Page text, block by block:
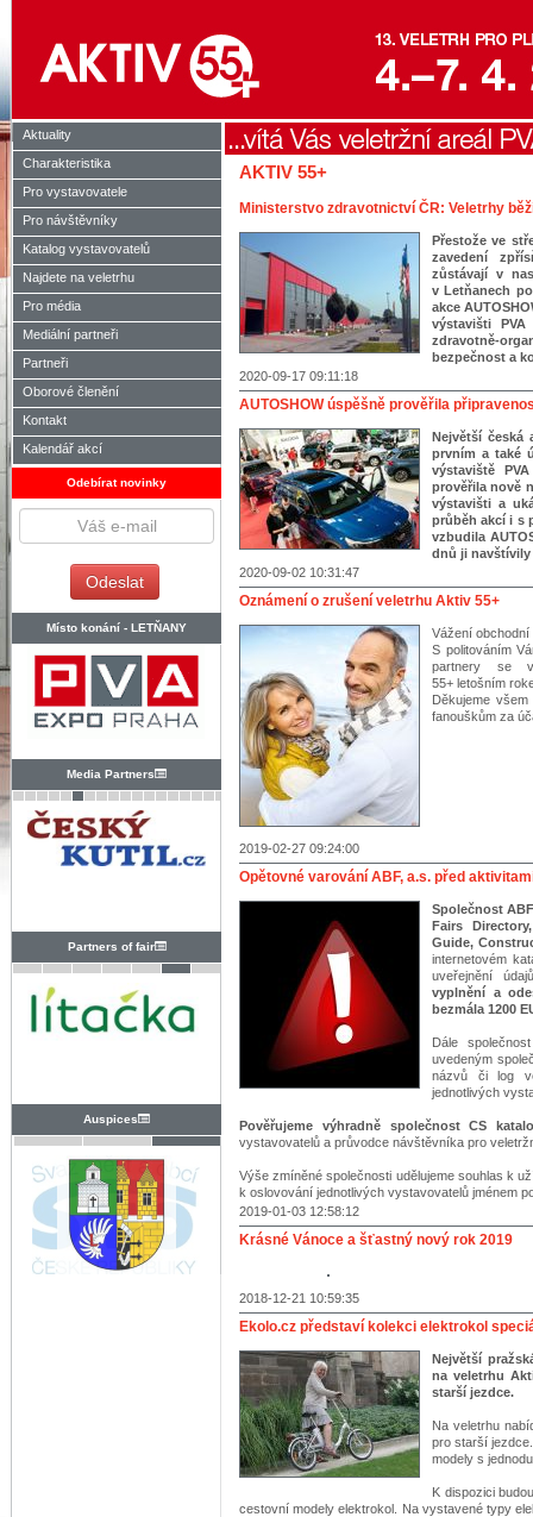
Aktuality
Charakteristika
Pro vystavovatele
Pro návštěvníky
Katalog vystavovatelů
Najdete na veletrhu
Pro média
Mediální partneři
Partneři
Oborové členění
Kontakt
Kalendář akcí
Odebírat novinky
Místo konání - LETŇANY
Media Partners
Partners of fair
Auspices
AKTIV 55+
Ministerstvo zdravotnictví ČR: Veletrhy
Přestože ve
zavedení
zůstávají v
v Letňanech
akce
výstavišti
zdravotně-
bezpečnost a
2020-09-17 09:11:18
AUTOSHOW úspěšně prověřila
Největší česká
prvním a také
výstaviště
prověřila nově
výstavišti a
průběh akcí i s
vzbudila
dnů ji
2020-09-02 10:31:47
Oznámení o zrušení veletrhu Aktiv 55+
Vážení obchodní
S politováním
partnery se
55+ letošním
Děkujeme
fanouškům za
2019-02-27 09:24:00
Opětovné varování ABF, a.s. před
Společnost
Fairs
Guide,
internetovém
uveřejnění
vyplnění a
bezmála 1200
Dále
uvedeným
názvů či log
jednotlivých
Pověřujeme výhradně společnost CS
vystavovatelů a průvodce návštěvníka pro
Výše zmíněné společnosti udělujeme souhlas k
k oslovování jednotlivých vystavovatelů jménem
2019-01-03 12:58:12
Krásné Vánoce a šťastný nový rok 2019
2018-12-21 10:59:35
Ekolo.cz představí kolekci elektrokol
Největší
na veletrhu
starší jezdce.
Na veletrhu
pro starší
modely s
K dispozici
cestovní modely elektrokol. Na vystavené typy